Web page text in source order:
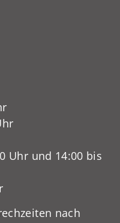
Uhr und 14:00 bis
nach